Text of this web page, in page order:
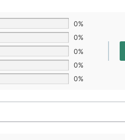
0%
0%
0%
0%
0%